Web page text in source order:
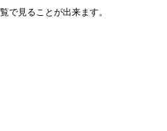
で見ることが出来ます。